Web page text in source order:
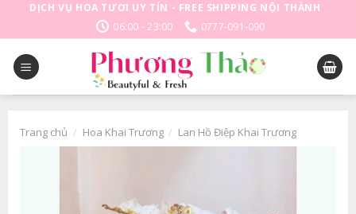
DỊCH VỤ HOA TƯƠI UY TÍN - FREE SHIPPING NỘI THÀNH
06:00 - 23:00
0777-091-090
Trang chủ / Hoa Khai Trương / Lan Hồ Điệp Khai Trương